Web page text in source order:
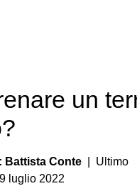
un
Battista Conte | Ultimo
luglio 2022